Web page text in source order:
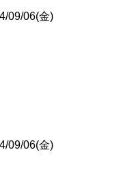
09/06(金)
09/06(金)